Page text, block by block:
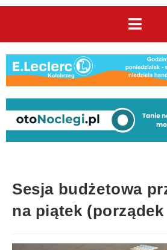
Sesja budżetowa
na piątek